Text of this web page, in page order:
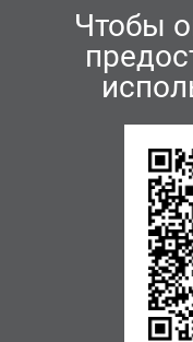
Чтобы